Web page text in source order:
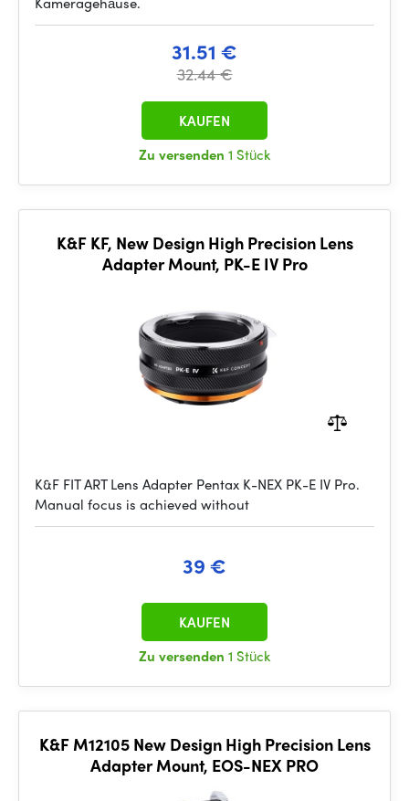
31.51 €
32.44 €
Zu versenden 1 Stück
KAUFEN
K&F KF, New Design High Precision Lens
Adapter Mount, PK-E IV Pro
K&F FIT ART Lens Adapter Pentax K-NEX PK-E IV Pro.
Manual focus is achieved without
39 €
Zu versenden 1 Stück
KAUFEN
K&F M12105 New Design High Precision Lens
Adapter Mount, EOS-NEX PRO